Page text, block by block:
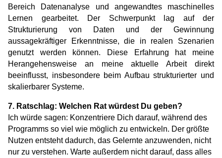
Bereich Datenanalyse und angewandtes maschinelles
Lernen gearbeitet. Der Schwerpunkt lag auf der
Strukturierung von Daten und der Gewinnung
aussagekräftiger Erkenntnisse, die in realen Szenarien
genutzt werden können. Diese Erfahrung hat meine
Herangehensweise an meine aktuelle Arbeit direkt
beeinflusst, insbesondere beim Aufbau strukturierter und
skalierbarer Systeme.
7. Ratschlag: Welchen Rat würdest Du geben?
Ich würde sagen: Konzentriere Dich darauf, während des
Programms so viel wie möglich zu entwickeln. Der größte
Nutzen entsteht dadurch, das Gelernte anzuwenden, nicht
nur zu verstehen. Warte außerdem nicht darauf, dass alles